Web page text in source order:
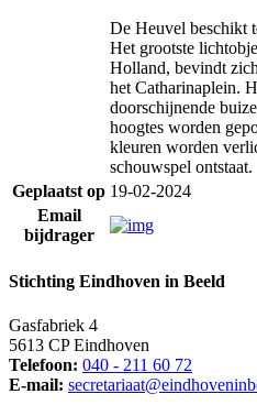
De Heuvel beschikt
Het grootste
Holland, bevindt
het Catharinaplein.
doorschijnende
hoogtes worden
kleuren worden
schouwspel ontstaat.
Geplaatst op 19-02-2024
Email
bijdrager
Stichting Eindhoven in Beeld
Gasfabriek 4
5613 CP Eindhoven
Telefoon: 040 - 211 60 72
E-mail: